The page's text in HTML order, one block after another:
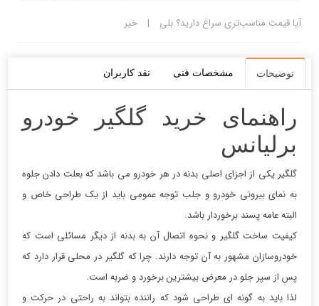
آیا قیمت مناسب‌تری سراغ دارید؟ بلی | خیر
توضیحات مشخصات فنی نقد کاربران
راهنمای خرید گلگیر خودرو
برلیانس
گلگیر یکی از اجزای اصلی بدنه در هر خودرو می باشد که بعلت دادن جلوه
به نمای بیرونی خودرو و جلب توجه عمومی باید از یک طراحی خاص و
البته عامه پسند برخوردار باشد.
کیفیت ساخت گلگیر و نحوه اتصال آن به بدنه از دیگر مسائلی است که
خودروسازان مشهور به آن توجه دارند. چرا که گلگیر در محلی قرار دارد که
پس از سپر جلو در معرض بیشترین برخورد و ضربه است.
لذا باید به گونه ای طراحی شود که راننده بتواند به راحتی در حرکت و